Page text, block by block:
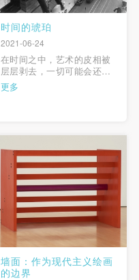
时间的琥珀
2021-06-24
在时间之中，艺术的皮相被
层层剥去，一切可能会还原
为本质。就如同福克纳在
《喧哗与骚动》中所言：“不
触碰成为了艺术家“重构”这一
命题的内驱力：即使人们时
刻感受 …
更多
墙面：作为现代主义绘画
的边界